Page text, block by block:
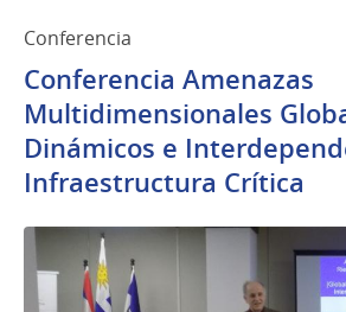
Conferencia
Conferencia Amenazas
Multidimensionales
Dinámicos e
Infraestructura Crítica